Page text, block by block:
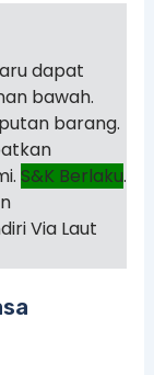
dapat
bawah.
barang.
S&K Berlaku.
Via Laut